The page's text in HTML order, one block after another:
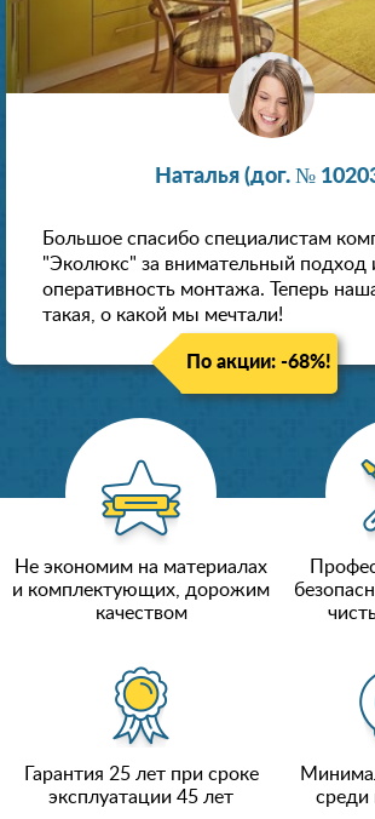
Наталья (дог. №
Большое спасибо специалистам
"Эколюкс" за внимательный подход
оперативность монтажа. Теперь
такая, о какой мы мечтали!
По акции: -68%!
Не экономим на материалах
и комплектующих, дорожим
качеством
Гарантия 25 лет при сроке
эксплуатации 45 лет
среди